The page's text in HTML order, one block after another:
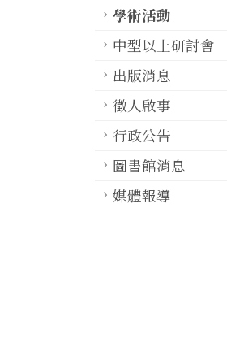
學術活動
中型以上研討會
出版消息
徵人啟事
行政公告
圖書館消息
媒體報導